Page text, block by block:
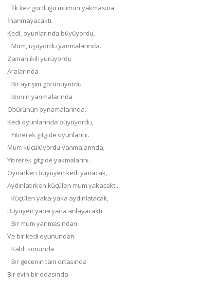
İlk kez gördüğü mumun yakmasına
İnanmayacaktı.
Kedi, oyunlarında büyüyordu,
Mum, üşüyordu yanmalarında.
Zaman ikili yürüyordu
Aralarında.
Bir ayrışım görünüyordu
Birinin yanmalarında
Öbürünün oynamalarında.
Kedi oyunlarında büyüyordu,
Yitirerek gitgide oyunlarını.
Mum küçülüyordu yanmalarında,
Yitirerek gitgide yakmalarını.
Oynarken büyüyen kedi yanacak,
Aydınlatırken küçülen mum yakacaktı.
Küçülen yaka-yaka aydınlatacak,
Büyüyen yana yana anlayacaktı.
Bir mum yanmasından
Ve bir kedi oyunundan
Kaldı sonunda
Bir gecenin tam ortasında
Bir evin bir odasında